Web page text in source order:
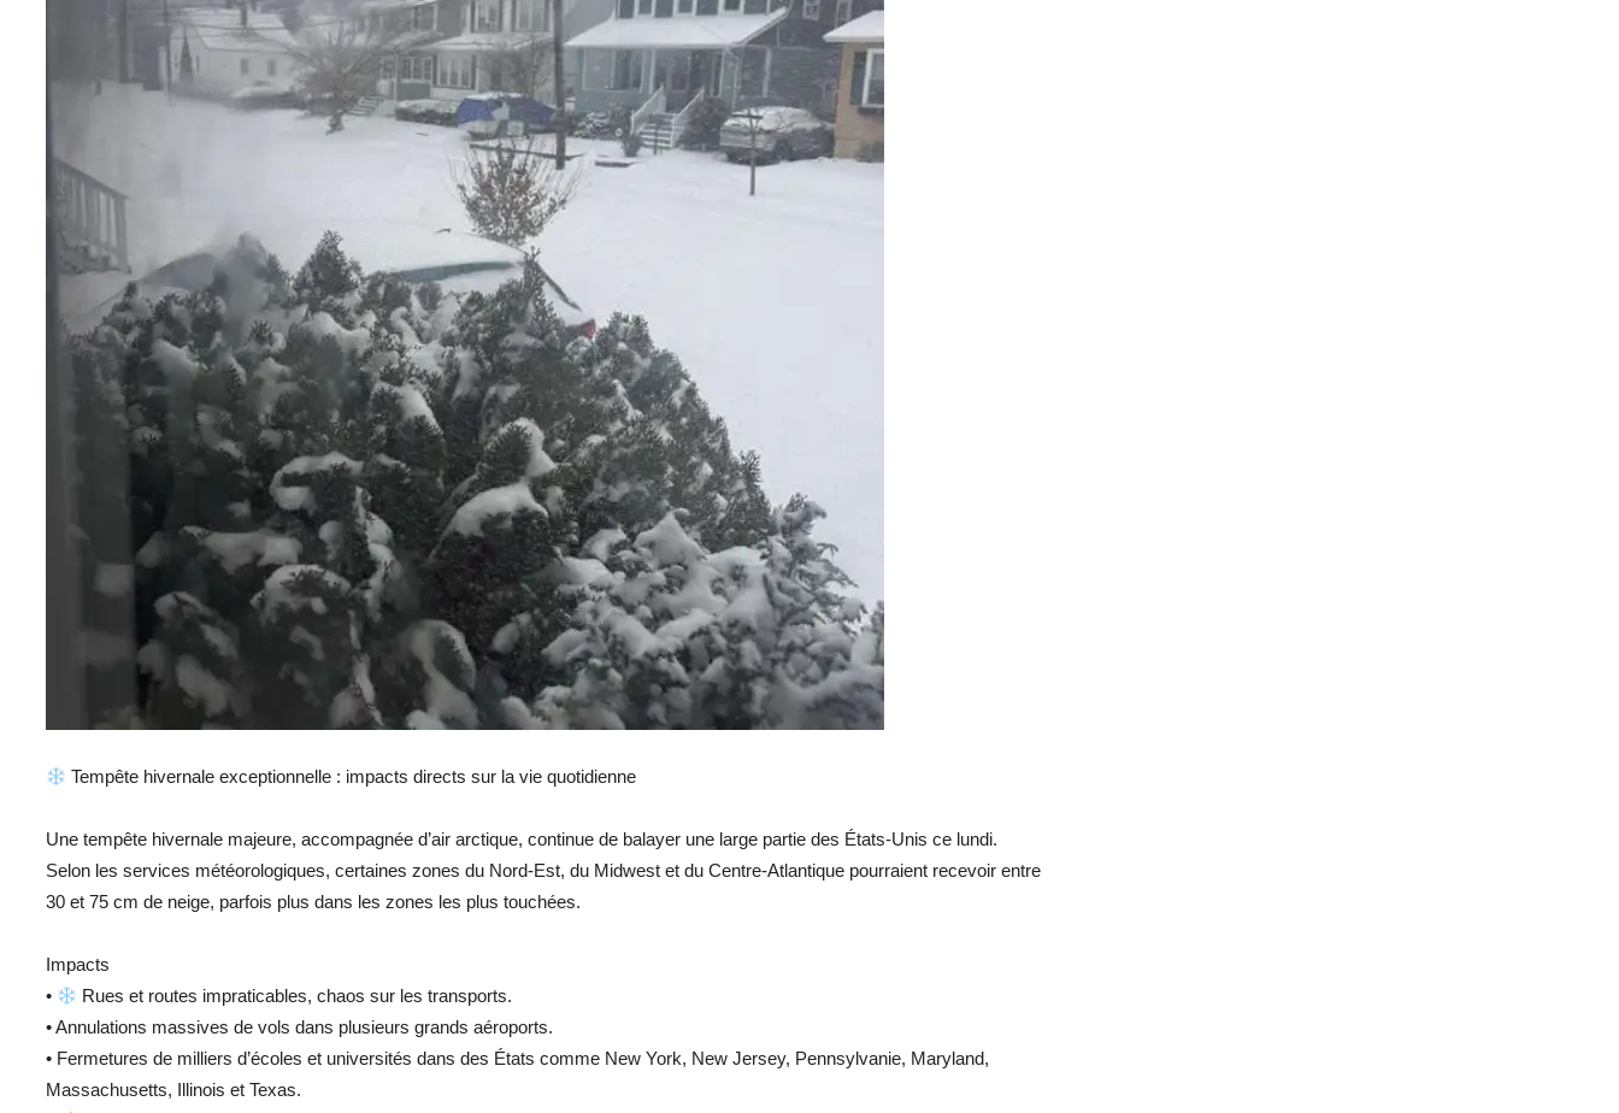
Tempête hivernale exceptionnelle : impacts directs sur la vie quotidienne
Une tempête hivernale majeure, accompagnée d’air arctique, continue de balayer une large partie des États-Unis ce lundi.
Selon les services météorologiques, certaines zones du Nord-Est, du Midwest et du Centre-Atlantique pourraient recevoir entre
30 et 75 cm de neige, parfois plus dans les zones les plus touchées.
Impacts
•
Rues et routes impraticables, chaos sur les transports.
• Annulations massives de vols dans plusieurs grands aéroports.
• Fermetures de milliers d’écoles et universités dans des États comme New York, New Jersey, Pennsylvanie, Maryland,
Massachusetts, Illinois et Texas.